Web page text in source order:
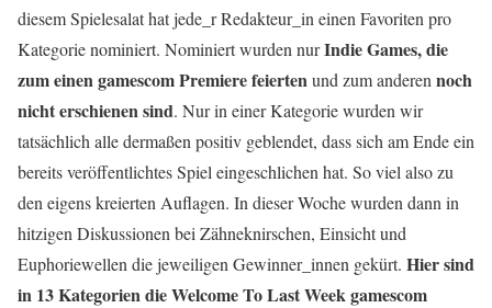
diesem Spielesalat hat jede_r Redakteur_in einen Favoriten pro
Kategorie nominiert. Nominiert wurden nurIndie Games, die
zum einen gamescom Premiere feiertenund zum anderen noch
nicht erschienen sind. Nur in einer Kategorie wurden wir
tatsächlich alle dermaßen positiv geblendet, dass sich am Ende ein
bereits veröffentlichtes Spiel eingeschlichen hat. So viel also zu
den eigens kreierten Auflagen. In dieser Woche wurden dann in
hitzigen Diskussionen bei Zähneknirschen, Einsicht und
Euphoriewellen die jeweiligen Gewinner_innen gekürt. Hier sind
in 13 Kategorien die Welcome To Last Week gamescom